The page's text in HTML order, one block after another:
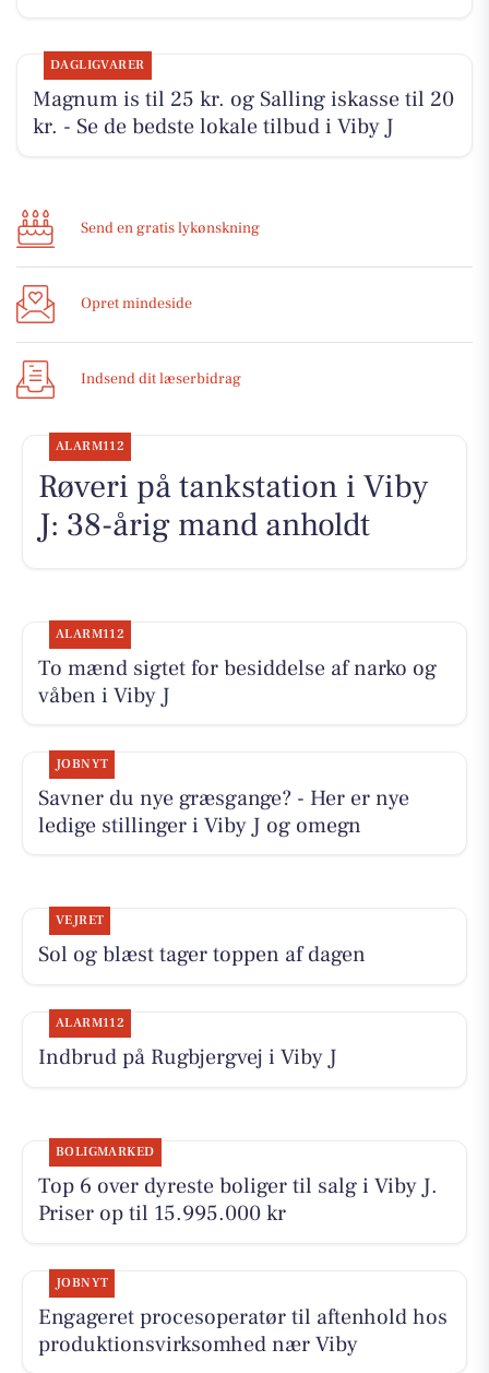
DAGLIGVARER
Magnum is til 25 kr. og Salling iskasse til 20
kr. - Se de bedste lokale tilbud i Viby J
Send en gratis lykønskning
Opret mindeside
Indsend dit læserbidrag
ALARM112
Røveri på tankstation i Viby
J: 38-årig mand anholdt
ALARM112
To mænd sigtet for besiddelse af narko og
våben i Viby J
JOBNYT
Savner du nye græsgange? - Her er nye
ledige stillinger i Viby J og omegn
VEJRET
Sol og blæst tager toppen af dagen
ALARM112
Indbrud på Rugbjergvej i Viby J
BOLIGMARKED
Top 6 over dyreste boliger til salg i Viby J.
Priser op til 15.995.000 kr
JOBNYT
Engageret procesoperatør til aftenhold hos
produktionsvirksomhed nær Viby